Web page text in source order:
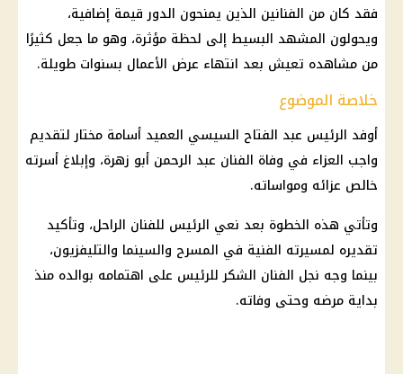
فقد كان من الفنانين الذين يمنحون الدور قيمة إضافية،
ويحولون المشهد البسيط إلى لحظة مؤثرة، وهو ما جعل كثيرًا
من مشاهده تعيش بعد انتهاء عرض الأعمال بسنوات طويلة.
خلاصة الموضوع
أوفد الرئيس عبد الفتاح السيسي العميد أسامة مختار لتقديم
واجب العزاء في وفاة الفنان عبد الرحمن أبو زهرة، وإبلاغ أسرته
خالص عزائه ومواساته.
وتأتي هذه الخطوة بعد نعي الرئيس للفنان الراحل، وتأكيد
تقديره لمسيرته الفنية في المسرح والسينما والتليفزيون،
بينما وجه نجل الفنان الشكر للرئيس على اهتمامه بوالده منذ
بداية مرضه وحتى وفاته.